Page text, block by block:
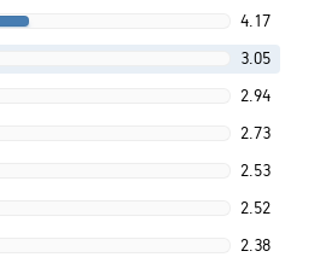
4.17
3.05
2.94
2.73
2.53
2.52
2.38